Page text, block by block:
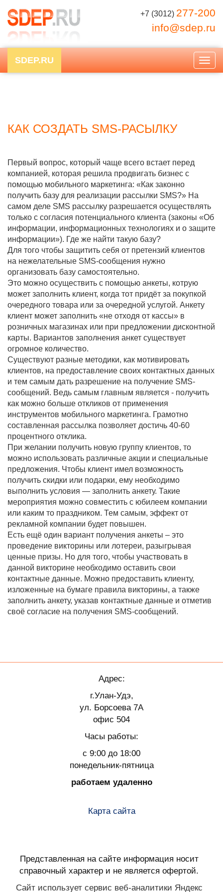
+7 (3012) 277-200
info@sdep.ru
SDEP.RU
КАК СОЗДАТЬ SMS-РАСЫЛКУ
Первый вопрос, который чаще всего встает перед
компанией, которая решила продвигать бизнес с
помощью мобильного маркетинга: «Как законно
получить базу для реализации рассылки SMS?» На
самом деле SMS рассылку разрешается осуществлять
только с согласия потенциального клиента (законы «Об
информации, информационных технологиях и о защите
информации»). Где же найти такую базу?
Для того чтобы защитить себя от претензий клиентов
на нежелательные SMS-сообщения нужно
организовать базу самостоятельно.
Это можно осуществить с помощью анкеты, котрую
может заполнить клиент, когда тот придёт за покупкой
очередного товара или за очередной услугой. Анкету
клиент может заполнить «не отходя от кассы» в
розничных магазинах или при предложении дисконтной
карты. Вариантов заполнения анкет существует
огромное количество.
Существуют разные методики, как мотивировать
клиентов, на предоставление своих контактных данных
и тем самым дать разрешение на получение SMS-
сообщений. Ведь самым главным является - получить
как можно больше откликов от применения
инструментов мобильного маркетинга. Грамотно
составленная рассылка позволяет достичь 40-60
процентного отклика.
При желании получить новую группу клиентов, то
можно использовать различные акции и специальные
предложения. Чтобы клиент имел возможность
получить скидки или подарки, ему необходимо
выполнить условия — заполнить анкету. Такие
мероприятия можно совместить с юбилеем компании
или каким то праздником. Тем самым, эффект от
рекламной компании будет повышен.
Есть ещё один вариант получения анкеты – это
проведение викторины или лотереи, разыгрывая
ценные призы. Но для того, чтобы участвовать в
данной викторине необходимо оставить свои
контактные данные. Можно предоставить клиенту,
изложенные на бумаге правила викторины, а также
заполнить анкету, указав контактные данные и отметив
своё согласие на получения SMS-сообщений.
Адрес:
г.Улан-Удэ,
ул. Борсоева 7А
офис 504
Часы работы:
с 9:00 до 18:00
понедельник-пятница
работаем удаленно
Карта сайта
Представленная на сайте информация носит
справочный характер и не является офертой.
Сайт использует сервис веб-аналитики Яндекс